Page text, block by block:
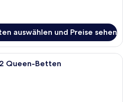
auswählen und Preise sehen
Ein Schlafzimmer mit einem
Queen-Betten